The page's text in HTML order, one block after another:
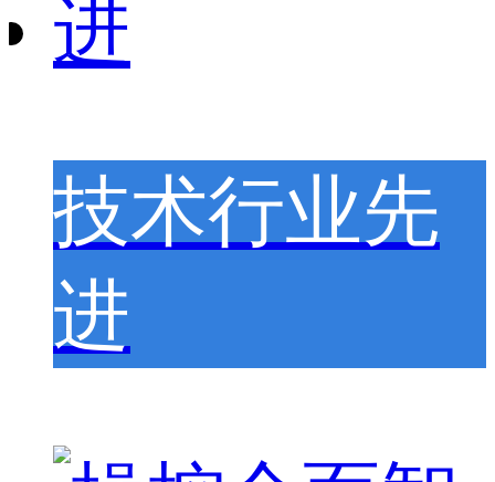
技术行业先
进